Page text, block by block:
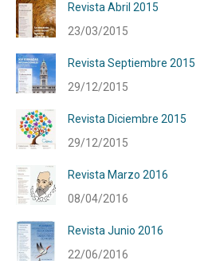
Revista Abril 2015
23/03/2015
Revista Septiembre 2015
29/12/2015
Revista Diciembre 2015
29/12/2015
Revista Marzo 2016
08/04/2016
Revista Junio 2016
22/06/2016